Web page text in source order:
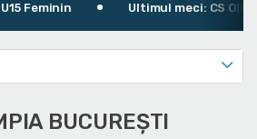
Feminin Ultimul meci: CS Olimpia
BUCUREȘTI